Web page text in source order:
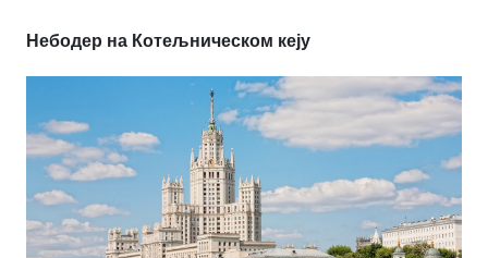
Небодер на Котељническом кеју